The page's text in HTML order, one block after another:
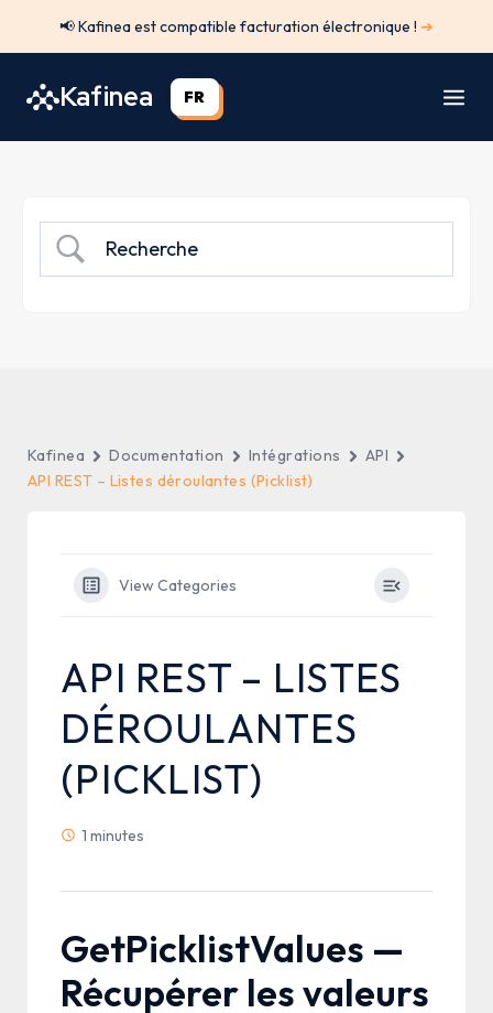
📢 Kafinea est compatible facturation électronique ! ➔
Kafinea FR
Kafinea Documentation Intégrations
API
API REST – Listes déroulantes (Picklist)
View Categories
API REST – LISTES
DÉROULANTES
(PICKLIST)
1 minutes
GetPicklistValues —
Récupérer les valeurs